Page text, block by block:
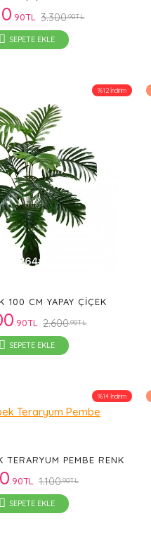
.90TL 3.300.90TL
SEPETE EKLE
%12 İndirim
100 CM YAPAY ÇIÇEK
.90TL 2.600.90TL
SEPETE EKLE
%14 İndirim
TERARYUM PEMBE RENK
.90TL 1.100.90TL
SEPETE EKLE